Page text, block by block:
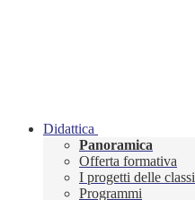
Didattica
Panoramica
Offerta formativa
I progetti delle classi
Programmi